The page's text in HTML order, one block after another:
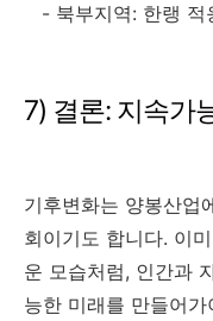
- 북부지역: 한랭 적
7) 결론: 지속가
기후변화는 양봉산업
회이기도 합니다. 이
운 모습처럼, 인간과
능한 미래를 만들어가